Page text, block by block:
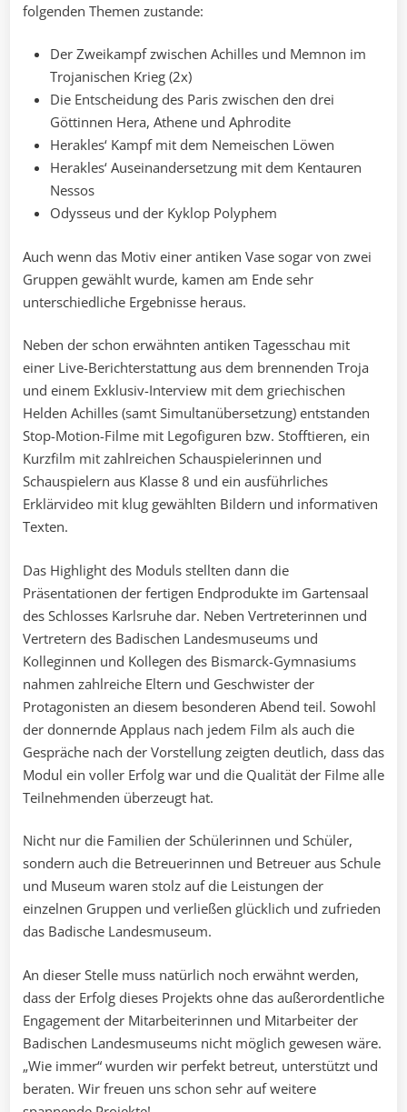
folgenden Themen zustande:
Der Zweikampf zwischen Achilles und Memnon im
Trojanischen Krieg (2x)
Die Entscheidung des Paris zwischen den drei
Göttinnen Hera, Athene und Aphrodite
Herakles‘ Kampf mit dem Nemeischen Löwen
Herakles‘ Auseinandersetzung mit dem Kentauren
Nessos
Odysseus und der Kyklop Polyphem
Auch wenn das Motiv einer antiken Vase sogar von zwei
Gruppen gewählt wurde, kamen am Ende sehr
unterschiedliche Ergebnisse heraus.
Neben der schon erwähnten antiken Tagesschau mit
einer Live-Berichterstattung aus dem brennenden Troja
und einem Exklusiv-Interview mit dem griechischen
Helden Achilles (samt Simultanübersetzung) entstanden
Stop-Motion-Filme mit Legofiguren bzw. Stofftieren, ein
Kurzfilm mit zahlreichen Schauspielerinnen und
Schauspielern aus Klasse 8 und ein ausführliches
Erklärvideo mit klug gewählten Bildern und informativen
Texten.
Das Highlight des Moduls stellten dann die
Präsentationen der fertigen Endprodukte im Gartensaal
des Schlosses Karlsruhe dar. Neben Vertreterinnen und
Vertretern des Badischen Landesmuseums und
Kolleginnen und Kollegen des Bismarck-Gymnasiums
nahmen zahlreiche Eltern und Geschwister der
Protagonisten an diesem besonderen Abend teil. Sowohl
der donnernde Applaus nach jedem Film als auch die
Gespräche nach der Vorstellung zeigten deutlich, dass das
Modul ein voller Erfolg war und die Qualität der Filme alle
Teilnehmenden überzeugt hat.
Nicht nur die Familien der Schülerinnen und Schüler,
sondern auch die Betreuerinnen und Betreuer aus Schule
und Museum waren stolz auf die Leistungen der
einzelnen Gruppen und verließen glücklich und zufrieden
das Badische Landesmuseum.
An dieser Stelle muss natürlich noch erwähnt werden,
dass der Erfolg dieses Projekts ohne das außerordentliche
Engagement der Mitarbeiterinnen und Mitarbeiter der
Badischen Landesmuseums nicht möglich gewesen wäre.
„Wie immer“ wurden wir perfekt betreut, unterstützt und
beraten. Wir freuen uns schon sehr auf weitere